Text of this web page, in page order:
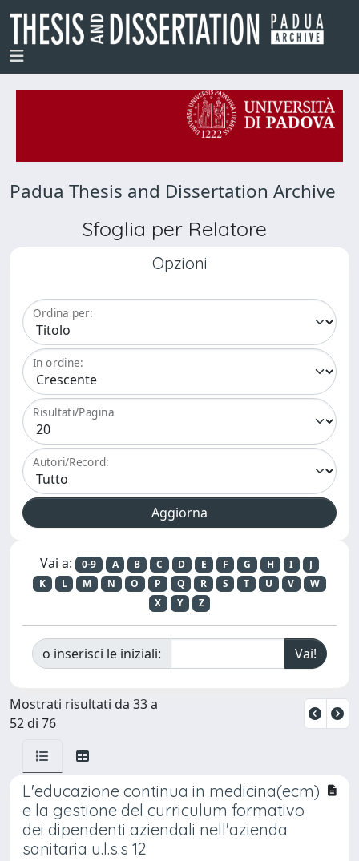
Padua Thesis and Dissertation Archive
Sfoglia per Relatore
Opzioni
Ordina per:
In ordine:
Risultati/Pagina
Autori/Record:
Vai a: 0-9 A B C D E F G H I
J
K
L M N O P Q R S T U V
W
X
Y Z
o inserisci le iniziali:
Mostrati risultati da 33 a
52 di 76
L'educazione continua in medicina(ecm)
e la gestione del curriculum formativo
dei dipendenti aziendali nell'azienda
sanitaria u.l.s.s 12